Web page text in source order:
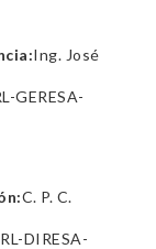
Ing. José
GERESA-
C. P. C.
DIRESA-